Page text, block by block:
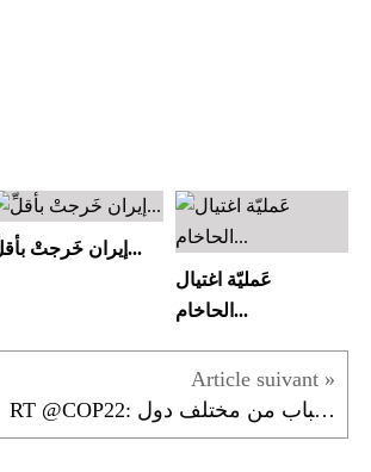
إيران خَرجتْ بأقلِّ...
عَمليّة اغتيال
الحاخام...
RT @COP22: شباب من مختلف دول...